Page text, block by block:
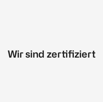
Wir sind zertifiziert